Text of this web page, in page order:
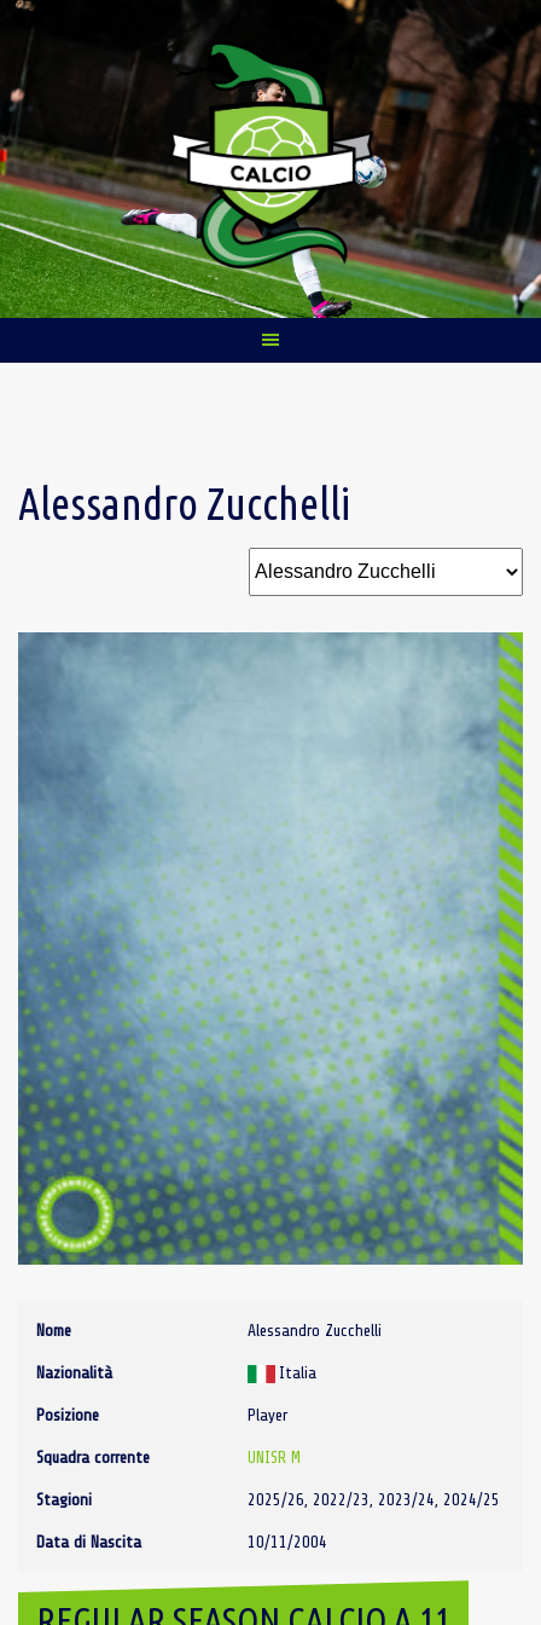
Skip
content
Alessandro Zucchelli
Nome Alessandro Zucchelli
Nazionalità Italia
Posizione Player
Squadra corrente UNISR M
Stagioni 2025/26, 2022/23, 2023/24, 2024/25
Data di Nascita 10/11/2004